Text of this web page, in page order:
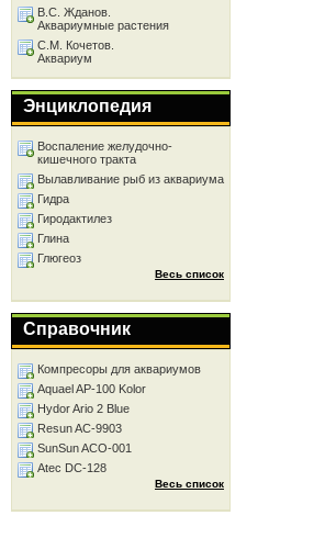
В.С. Жданов.
Аквариумные растения
С.М. Кочетов.
Аквариум
Энциклопедия
Воспаление желудочно-
кишечного тракта
Вылавливание рыб из аквариума
Гидра
Гиродактилез
Глина
Глюгеоз
Весь список
Справочник
Компресоры для аквариумов
Aquael AP-100 Kolor
Hydor Ario 2 Blue
Resun AC-9903
SunSun ACO-001
Atec DC-128
Весь список